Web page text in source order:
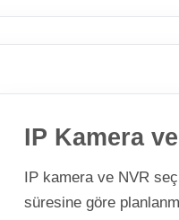
IP Kamera
IP kamera ve NVR
süresine göre